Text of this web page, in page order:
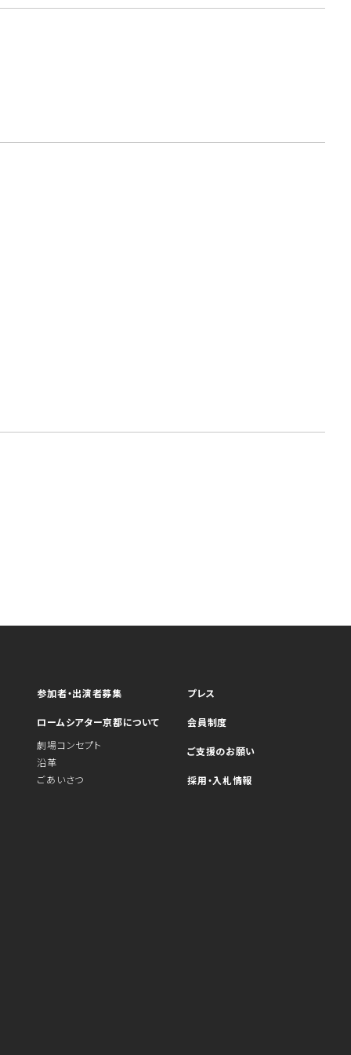
参加者・出演者募集
ロームシアター京都について
劇場コンセプト
沿革
ごあいさつ
プレス
会員制度
ご支援のお願い
採用・入札情報